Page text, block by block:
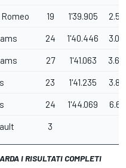
19 1'39.905
24 1'40.446
27 1'41.063
23 1'41.235
24 1'44.069
3
I RISULTATI COMPLETI